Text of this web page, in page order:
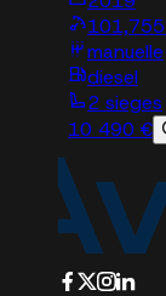
manuelle
diesel
2 sieges
10 490 €